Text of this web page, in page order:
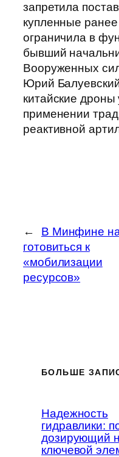
запретила
купленные
ограничила в
бывший
Вооруженных
Юрий
китайские
применении
реактивной
←
В Минфине
готовиться к
«мобилизации
ресурсов»
БОЛЬШЕ
Надежность
гидравлики:
дозирующий
ключевой